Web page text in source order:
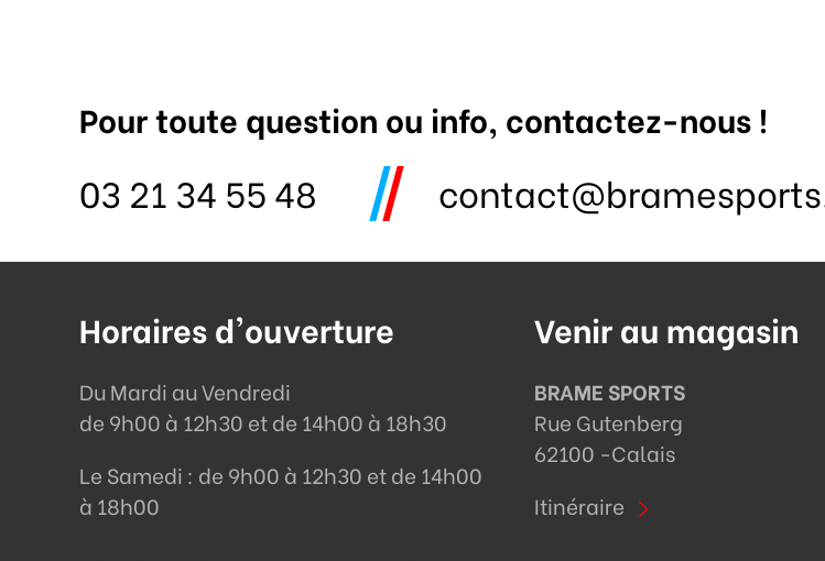
Pour toute question ou info, contactez-nous !
03 21 34 55 48
Horaires d'ouverture
Du Mardi au Vendredi
de 9h00 à 12h30 et de 14h00 à 18h30
Le Samedi : de 9h00 à 12h30 et de 14h00
à 18h00
Venir au magasin
BRAME SPORTS
Rue Gutenberg
62100 -Calais
Itinéraire